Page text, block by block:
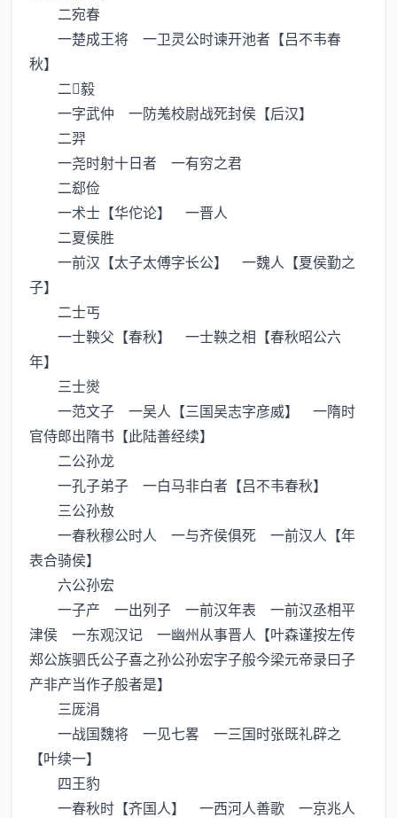
二宛春
一楚成王将 一卫灵公时谏开池者【吕不韦春
秋】
二毅
一字武仲 一防羗校尉战死封侯【后汉】
二羿
一尧时射十日者 一有穷之君
二郄俭
一术士【华佗论】 一晋人
二夏侯胜
一前汉【太子太傅字长公】 一魏人【夏侯勤之
子】
二士丐
一士鞅父【春秋】 一士鞅之相【春秋昭公六
年】
三士爕
一范文子 一吴人【三国吴志字彦威】 一隋时
官侍郎出隋书【此陆善经续】
二公孙龙
一孔子弟子 一白马非白者【吕不韦春秋】
三公孙敖
一春秋穆公时人 一与齐侯俱死 一前汉人【年
表合骑侯】
六公孙宏
一子产 一出列子 一前汉年表 一前汉丞相平
津侯 一东观汉记 一幽州从事晋人【叶森谨按左传
郑公族驷氏公子喜之孙公孙宏字子般今梁元帝录曰子
产非产当作子般者是】
三厐涓
一战国魏将 一见七畧 一三国时张既礼辟之
【叶续一】
四王豹
一春秋时【齐国人】 一西河人善歌 一京兆人